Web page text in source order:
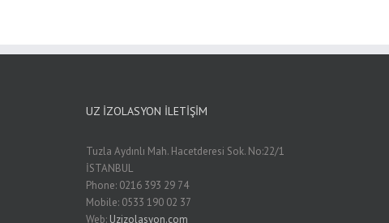
UZ İZOLASYON İLETIŞIM
Tuzla Aydınlı Mah. Hacetderesi Sok. No:22/1
İSTANBUL
Phone: 0216 393 29 74
Mobile: 0533 190 02 37
Web: Uzizolasyon.com